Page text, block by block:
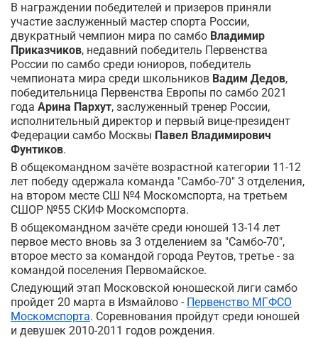
В награждении победителей и призеров приняли
участие заслуженный мастер спорта России,
двукратный чемпион мира по самбо Владимир
Приказчиков, недавний победитель Первенства
России по самбо среди юниоров, победитель
чемпионата мира среди школьников Вадим Дедов,
победительница Первенства Европы по самбо 2021
года Арина Пархут, заслуженный тренер России,
исполнительный директор и первый вице-президент
Федерации самбо Москвы Павел Владимирович
Фунтиков.
В общекомандном зачёте возрастной категории 11-12
лет победу одержала команда "Самбо-70" 3 отделения,
на втором месте СШ №4 Москомспорта, на третьем
СШОР №55 СКИФ Москомспорта.
В общекомандном зачёте среди юношей 13-14 лет
первое место вновь за 3 отделением за "Самбо-70",
второе место за командой города Реутов, третье - за
командой поселения Первомайское.
Следующий этап Московской юношеской лиги самбо
пройдет 20 марта в Измайлово - Первенство МГФСО
Москомспорта. Соревнования пройдут среди юношей
и девушек 2010-2011 годов рождения.